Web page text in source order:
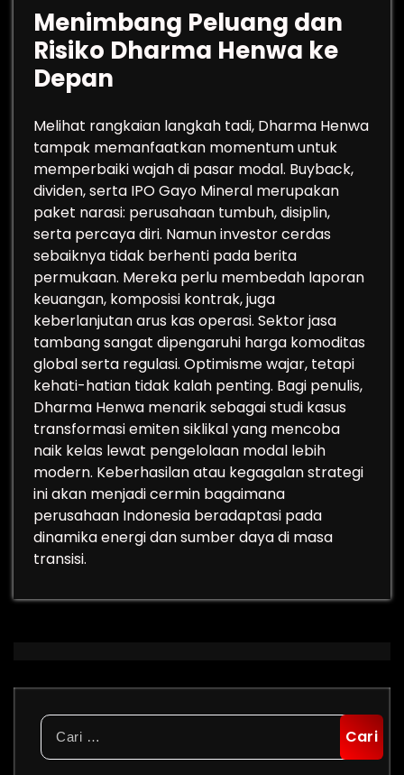
Menimbang Peluang dan
Risiko Dharma Henwa ke
Depan
Melihat rangkaian langkah tadi, Dharma Henwa
tampak memanfaatkan momentum untuk
memperbaiki wajah di pasar modal. Buyback,
dividen, serta IPO Gayo Mineral merupakan
paket narasi: perusahaan tumbuh, disiplin,
serta percaya diri. Namun investor cerdas
sebaiknya tidak berhenti pada berita
permukaan. Mereka perlu membedah laporan
keuangan, komposisi kontrak, juga
keberlanjutan arus kas operasi. Sektor jasa
tambang sangat dipengaruhi harga komoditas
global serta regulasi. Optimisme wajar, tetapi
kehati-hatian tidak kalah penting. Bagi penulis,
Dharma Henwa menarik sebagai studi kasus
transformasi emiten siklikal yang mencoba
naik kelas lewat pengelolaan modal lebih
modern. Keberhasilan atau kegagalan strategi
ini akan menjadi cermin bagaimana
perusahaan Indonesia beradaptasi pada
dinamika energi dan sumber daya di masa
transisi.
Cari
untuk: